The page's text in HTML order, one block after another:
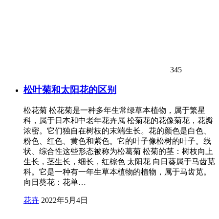
345
松叶菊和太阳花的区别
松花菊 松花菊是一种多年生常绿草本植物，属于繁星
科，属于日本和中老年花卉属 松菊花的花像菊花，花瓣
浓密。它们独自在树枝的末端生长。花的颜色是白色、
粉色、红色、黄色和紫色。它的叶子像松树的叶子。线
状、综合性这些形态被称为松葛菊 松菊的茎：树枝向上
生长，茎生长，细长，红棕色 太阳花 向日葵属于马齿苋
科。它是一种有一年生草本植物的植物，属于马齿苋。
向日葵花：花单…
花卉 2022年5月4日